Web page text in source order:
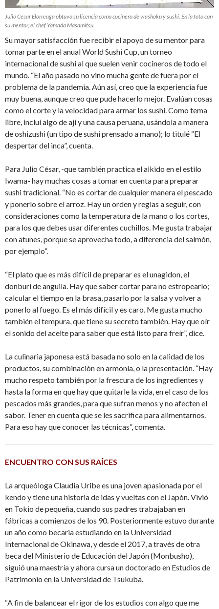
Julio César Elorreaga obtuvo su licencia como cocinero de washoku y sushi. En la foto con
su mentor, el chef Yamada Masamitsu.
Su mayor satisfacción fue recibir el apoyo de su mentor para
tomar parte en el anual World Sushi Cup, un torneo
internacional de sushi al que suelen venir cocineros de todo el
mundo. “El año pasado no vino mucha gente de fuera por el
problema de la pandemia. Aún así, creo que la experiencia fue
muy buena, aunque creo que pude hacerlo mejor. Evalúan cosas
como el corte y la velocidad para armar los sushi. Como tema
libre, incluí algo de ají y una causa peruana, usándola a manera
de oshizushi (un tipo de sushi prensado a mano); lo titulé “El
despertar del inca”, cuenta.
Para Julio César, -que también practica el aikido en el estilo
Iwama- hay muchas cosas a tomar en cuenta para preparar
sushi tradicional. “No es cortar de cualquier manera el pescado
y ponerlo sobre el arroz. Hay un orden y reglas a seguir, con
consideraciones como la temperatura de la mano o los cortes,
para los que debes usar diferentes cuchillos. Me gusta trabajar
con atunes, porque se aprovecha todo, a diferencia del salmón,
por ejemplo”.
“El plato que es más difícil de preparar es el unagidon, el
donburi de anguila. Hay que saber cortar para no estropearlo;
calcular el tiempo en la brasa, pasarlo por la salsa y volver a
ponerlo al fuego. Es el más difícil y es caro. Me gusta mucho
también el tempura, que tiene su secreto también. Hay que oír
el sonido del aceite para saber que está listo para freír”, dice.
La culinaria japonesa está basada no solo en la calidad de los
productos, su combinación en armonía, o la presentación. “Hay
mucho respeto también por la frescura de los ingredientes y
hasta la forma en que hay que quitarle la vida, en el caso de los
pescados más grandes, para que sufran menos y no afecten el
sabor. Tener en cuenta que se les sacrifica para alimentarnos.
Para eso hay que conocer las técnicas”, comenta.
ENCUENTRO CON SUS RAÍCES
La arqueóloga Claudia Uribe es una joven apasionada por el
kendo y tiene una historia de idas y vueltas con el Japón. Vivió
en Tokio de pequeña, cuando sus padres trabajaban en
fábricas a comienzos de los 90. Posteriormente estuvo durante
un año como becaria estudiando en la Universidad
Internacional de Okinawa, y desde el 2017, a través de otra
beca del Ministerio de Educación del Japón (Monbusho),
siguió una maestría y ahora cursa un doctorado en Estudios de
Patrimonio en la Universidad de Tsukuba.
“A fin de balancear el rigor de los estudios con algo que me